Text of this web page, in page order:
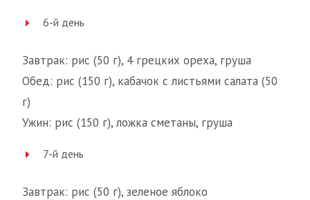
6-й день
Завтрак: рис (50 г), 4 грецких ореха, груша
Обед: рис (150 г), кабачок с листьями салата (50
г)
Ужин: рис (150 г), ложка сметаны, груша
7-й день
Завтрак: рис (50 г), зеленое яблоко